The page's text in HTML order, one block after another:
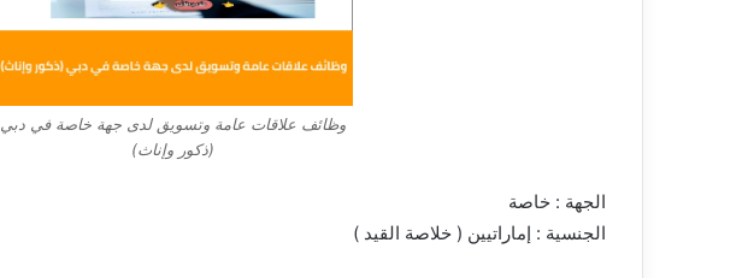
وظائف علاقات عامة وتسويق لدى جهة خاصة في دبي
(ذكور وإناث)
الجهة : خاصة
الجنسية : إماراتيين ( خلاصة القيد )